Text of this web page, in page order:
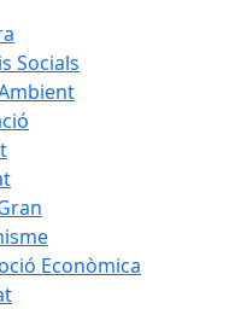
Socials
Econòmica